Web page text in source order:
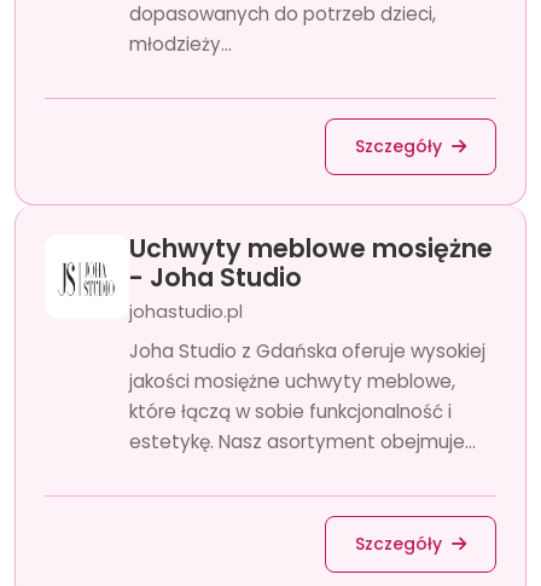
dopasowanych do potrzeb dzieci,
młodzieży...
Szczegóły
Uchwyty meblowe mosiężne
- Joha Studio
johastudio.pl
Joha Studio z Gdańska oferuje wysokiej
jakości mosiężne uchwyty meblowe,
które łączą w sobie funkcjonalność i
estetykę. Nasz asortyment obejmuje...
Szczegóły